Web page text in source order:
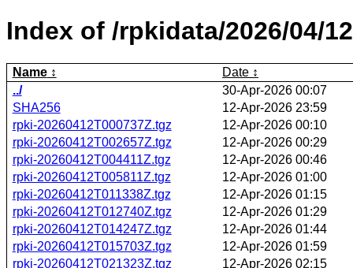
Index of /rpkidata/2026/04/
Name
Date
../
30-Apr-2026 00:07
SHA256
12-Apr-2026 23:59
rpki-20260412T000737Z.tgz
12-Apr-2026 00:10
rpki-20260412T002657Z.tgz
12-Apr-2026 00:29
rpki-20260412T004411Z.tgz
12-Apr-2026 00:46
rpki-20260412T005811Z.tgz
12-Apr-2026 01:00
rpki-20260412T011338Z.tgz
12-Apr-2026 01:15
rpki-20260412T012740Z.tgz
12-Apr-2026 01:29
rpki-20260412T014247Z.tgz
12-Apr-2026 01:44
rpki-20260412T015703Z.tgz
12-Apr-2026 01:59
rpki-20260412T021323Z.tgz
12-Apr-2026 02:15